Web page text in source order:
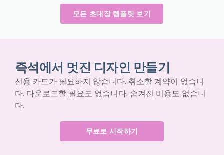
모든 초대장 템플릿 보기
즉석에서 멋진 디자인 만들기
신용 카드가 필요하지 않습니다. 취소할 계약이 없습니
다. 다운로드할 필요도 없습니다. 숨겨진 비용도 없습니
다.
무료로 시작하기